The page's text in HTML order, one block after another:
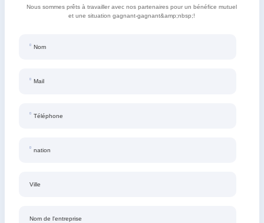
Nous sommes prêts à travailler avec nos partenaires pour un bénéfice mutuel
et une situation gagnant-gagnant&amp;nbsp;!
Nom
Mail
Téléphone
nation
Ville
Nom de l'entreprise